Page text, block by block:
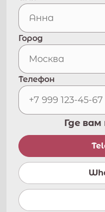
Город
Телефон
Где